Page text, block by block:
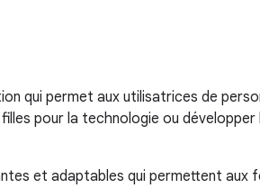
qui permet aux utilisatrices de
pour la technologie ou
et adaptables qui permettent aux